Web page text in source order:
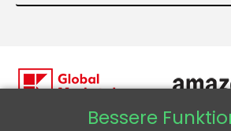
Bessere